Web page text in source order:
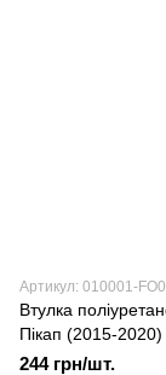
Артикул: 010001-
Втулка
Пікап (2015-
244 грн/шт.